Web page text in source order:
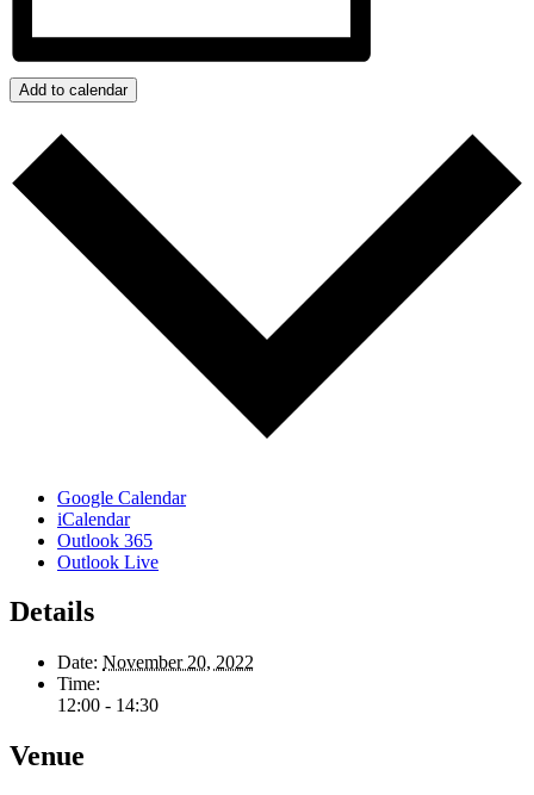
Add to calendar
Google Calendar
iCalendar
Outlook 365
Outlook Live
Details
Date: November 20, 2022
Time:
12:00 - 14:30
Venue